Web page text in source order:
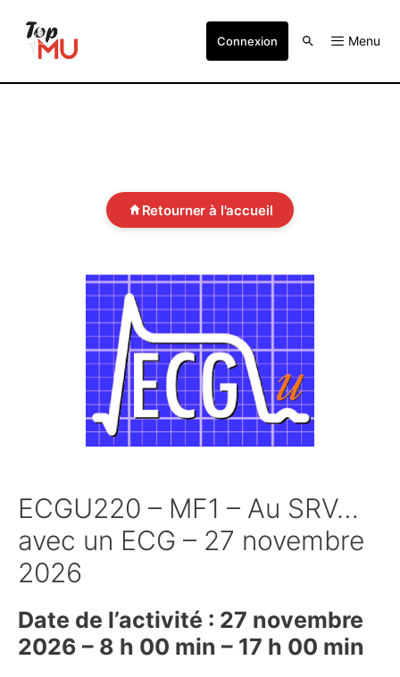
Connexion Menu
Retourner à l'accueil
ECGU220 – MF1 – Au SRV…
avec un ECG – 27 novembre
2026
Date de l’activité : 27 novembre
2026 – 8 h 00 min – 17 h 00 min